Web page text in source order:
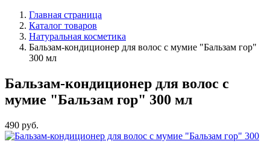
Главная страница
Каталог товаров
Натуральная косметика
Бальзам-кондиционер для волос с мумие "Бальзам гор"
300 мл
Бальзам-кондиционер для волос с
мумие "Бальзам гор" 300 мл
490 руб.